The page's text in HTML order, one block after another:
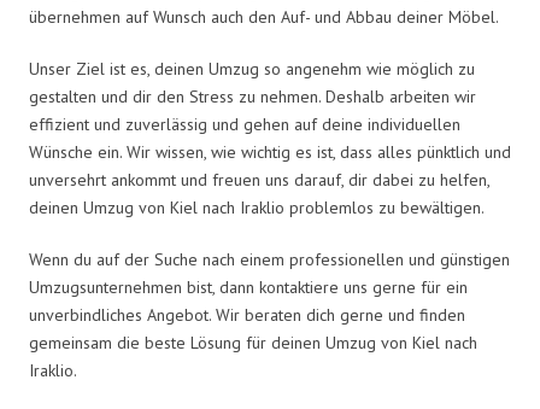
übernehmen auf Wunsch auch den Auf- und Abbau deiner Möbel.
Unser Ziel ist es, deinen Umzug so angenehm wie möglich zu
gestalten und dir den Stress zu nehmen. Deshalb arbeiten wir
effizient und zuverlässig und gehen auf deine individuellen
Wünsche ein. Wir wissen, wie wichtig es ist, dass alles pünktlich und
unversehrt ankommt und freuen uns darauf, dir dabei zu helfen,
deinen Umzug von Kiel nach Iraklio problemlos zu bewältigen.
Wenn du auf der Suche nach einem professionellen und günstigen
Umzugsunternehmen bist, dann kontaktiere uns gerne für ein
unverbindliches Angebot. Wir beraten dich gerne und finden
gemeinsam die beste Lösung für deinen Umzug von Kiel nach
Iraklio.